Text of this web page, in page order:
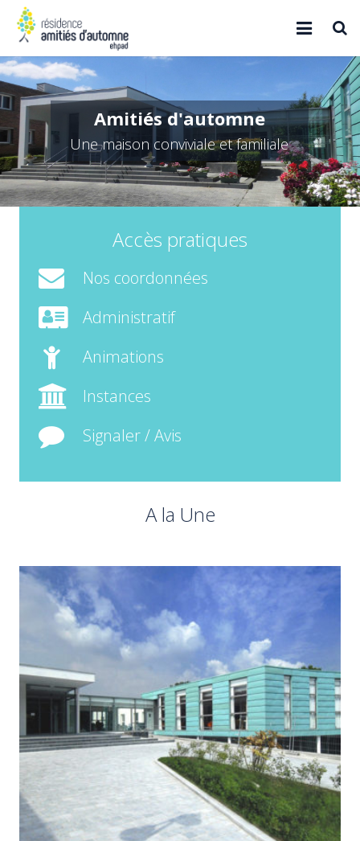
Accueil
Qui sommes-nous ?
Résidence
Projet santé
Amitiés d'automne
Une maison conviviale et familiale
Accès pratiques
Nos coordonnées
Administratif
Animations
Instances
Signaler / Avis
A la Une